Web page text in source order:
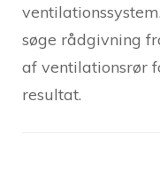
søge rådgivning
af ventilationsrør
resultat.